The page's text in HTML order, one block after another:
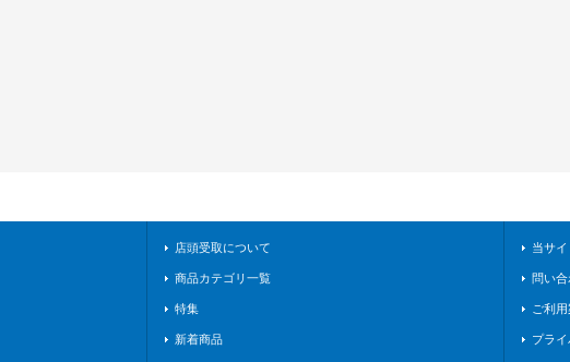
店頭受取について
商品カテゴリ一覧
特集
新着商品
当サ
問い合
ご利
プラ